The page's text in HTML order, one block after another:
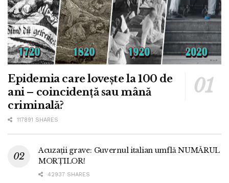
Epidemia care lovește la 100 de
ani – coincidență sau mână
criminală?
117891 SHARES
Acuzații grave: Guvernul italian umflă NUMĂRUL
MORȚILOR!
42937 SHARES